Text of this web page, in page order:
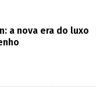
a nova era do luxo